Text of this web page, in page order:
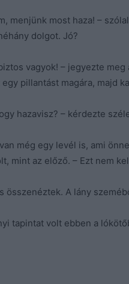
menjünk most haza! –
dolgot. Jó?
vagyok! – jegyezte
pillantást magára, majd
hazavisz? – kérdezte
még egy levél is, ami
mint az előző. – Ezt nem
összenéztek. A lány
tapintat volt ebben a